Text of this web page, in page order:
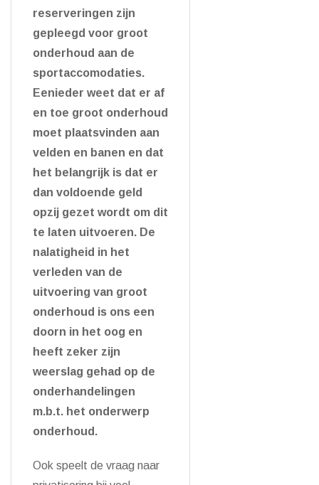
reserveringen zijn
gepleegd voor groot
onderhoud aan de
sportaccomodaties.
Eenieder weet dat er af
en toe groot onderhoud
moet plaatsvinden aan
velden en banen en dat
het belangrijk is dat er
dan voldoende geld
opzij gezet wordt om dit
te laten uitvoeren. De
nalatigheid in het
verleden van de
uitvoering van groot
onderhoud is ons een
doorn in het oog en
heeft zeker zijn
weerslag gehad op de
onderhandelingen
m.b.t. het onderwerp
onderhoud.
Ook speelt de vraag naar